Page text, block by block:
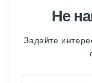
Не
Задайте